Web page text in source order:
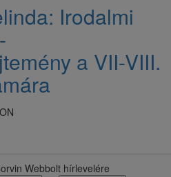
Irodalmi
a VII-VIII.
Webbolt hírlevelére